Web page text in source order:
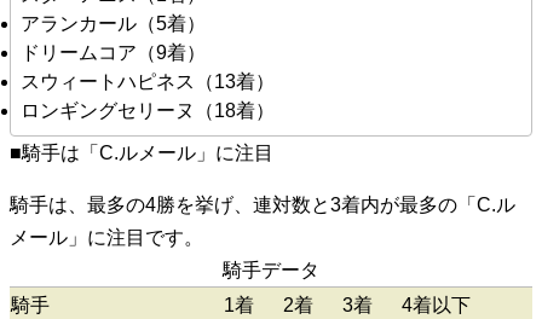
アランカール（5着）
ドリームコア（9着）
スウィートハピネス（13着）
ロンギングセリーヌ（18着）
■騎手は「C.ルメール」に注目
騎手は、最多の4勝を挙げ、連対数と3着内が最多の「C.ル
メール」に注目です。
騎手データ
騎手
1着 2着 3着
4着以下